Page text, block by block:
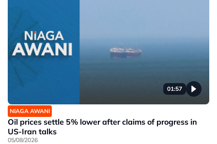
01:57
NIAGA AWANI
Oil prices settle 5% lower after claims of progress in
US-Iran talks
05/08/2026